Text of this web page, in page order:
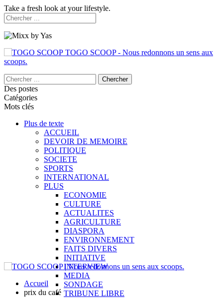
Take a fresh look at your lifestyle.
TOGO SCOOP - Nous redonnons un sens aux
scoops.
Des postes
Catégories
Mots clés
Plus de texte
ACCUEIL
DEVOIR DE MEMOIRE
POLITIQUE
SOCIETE
SPORTS
INTERNATIONAL
PLUS
ECONOMIE
CULTURE
ACTUALITES
AGRICULTURE
DIASPORA
ENVIRONNEMENT
FAITS DIVERS
INITIATIVE
INTERVIEW
MEDIA
SONDAGE
TRIBUNE LIBRE
Accueil
prix du café